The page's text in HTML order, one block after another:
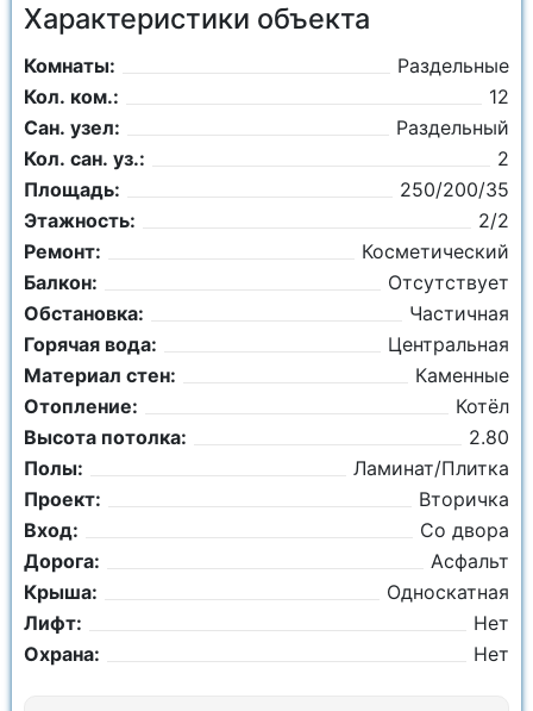
Характеристики объекта
Комнаты:
Раздельные
Кол. ком.:
12
Сан. узел:
Раздельный
Кол. сан. уз.:
2
Площадь:
250/200/35
Этажность:
2/2
Ремонт:
Косметический
Балкон:
Отсутствует
Обстановка:
Частичная
Горячая вода:
Центральная
Материал стен:
Каменные
Отопление:
Котёл
Высота потолка:
2.80
Полы:
Ламинат/Плитка
Проект:
Вторичка
Вход:
Со двора
Дорога:
Асфальт
Крыша:
Односкатная
Лифт:
Нет
Охрана:
Нет